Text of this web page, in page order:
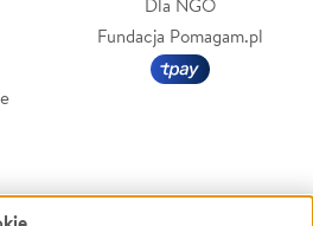
Dla NGO
Fundacja Pomagam.pl